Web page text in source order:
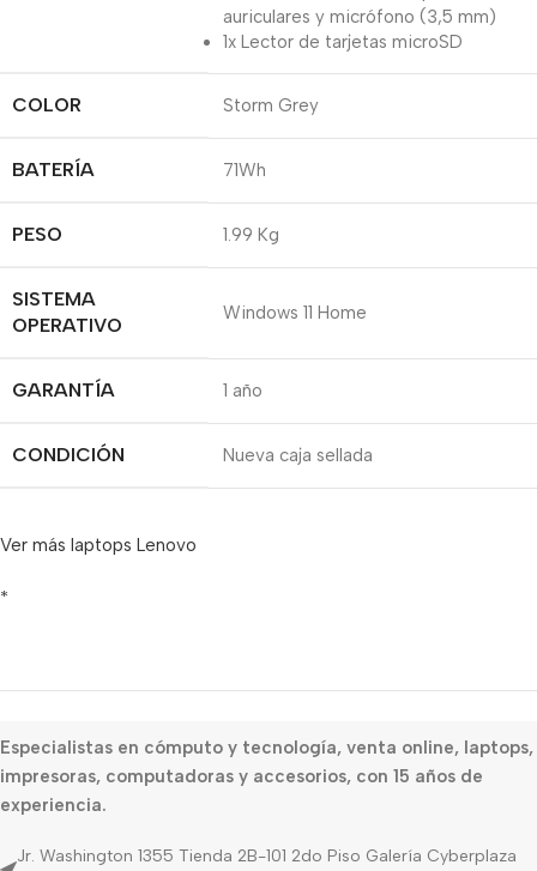
auriculares y micrófono (3,5 mm)
1x Lector de tarjetas microSD
COLOR Storm Grey
BATERÍA 71Wh
PESO 1.99 Kg
SISTEMA
OPERATIVO
Windows 11 Home
GARANTÍA 1 año
CONDICIÓN Nueva caja sellada
Ver más laptops Lenovo
*
Especialistas en cómputo y tecnología, venta online, laptops,
impresoras, computadoras y accesorios, con 15 años de
experiencia.
Jr. Washington 1355 Tienda 2B-101 2do Piso Galería Cyberplaza